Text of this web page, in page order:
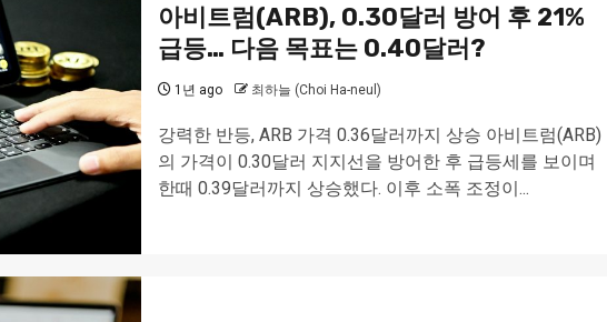
아비트럼(ARB), 0.30달러 방어 후 21%
급등… 다음 목표는 0.40달러?
1년 ago 최하늘 (Choi Ha-neul)
강력한 반등, ARB 가격 0.36달러까지 상승 아비트럼(ARB)
의 가격이 0.30달러 지지선을 방어한 후 급등세를 보이며
한때 0.39달러까지 상승했다. 이후 소폭 조정이...